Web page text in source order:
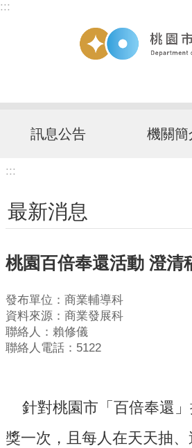
跳到主要內容區塊
:::
訊息公告 機關簡
:::
最新消息
桃園百倍奉還活動 澄清
發布單位：商業輔導科
資料來源：商業發展科
聯絡人：賴修儀
聯絡人電話：5122
針對桃園市「百倍奉還」
獎一次，且每人在天天抽